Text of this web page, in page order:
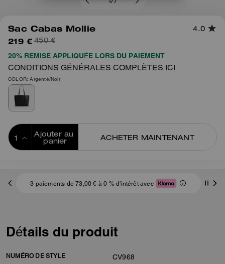
/ 7
Sac Cabas Mollie 4.0
219 € 450 €
20% REMISE APPLIQUÉE LORS DU PAIEMENT
CONDITIONS GÉNÉRALES COMPLÈTES ICI
COLOR: Argenté/Noir
Ajouter au
panier
ACHETER MAINTENANT
3 paiements de 73,00 € à 0 % d'intérêt avec
Détails du produit
NUMÉRO DE STYLE CV968